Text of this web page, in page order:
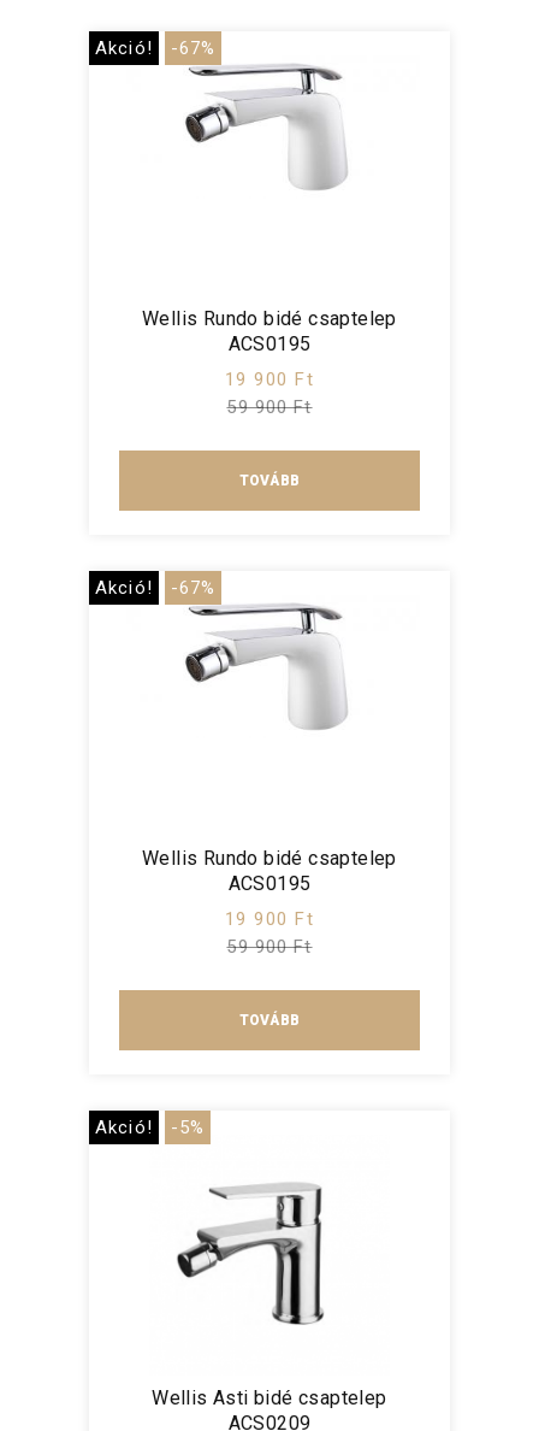
Akció! -67%
Wellis Rundo bidé csaptelep
ACS0195
19 900 Ft
59 900 Ft
TOVÁBB
Akció! -67%
Wellis Rundo bidé csaptelep
ACS0195
19 900 Ft
59 900 Ft
TOVÁBB
Akció! -5%
Wellis Asti bidé csaptelep
ACS0209